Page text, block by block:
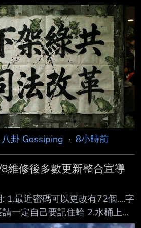
市政府舉辦的活動，遭控疑違反
哲今 天說，去看煙火並順應民
程中沒有發傳單、也未穿競選背
傳。 柯文哲今天上午陪同黨籍
人到中央市場掃街拜票，下午則
博物館與民眾互動，並參觀黑
列館，接著再出席巨城美食節。
媒體聯訪時表示，父親柯承發過
英獨自1個人在家，所以 只要有
新竹探望家人，這次在新竹市
八卦 Gossiping · 8小時前
維修後多數更新整合宣導
1.最近密碼可以更改有72個....字
一定自己要記住蛤 2.水桶上限